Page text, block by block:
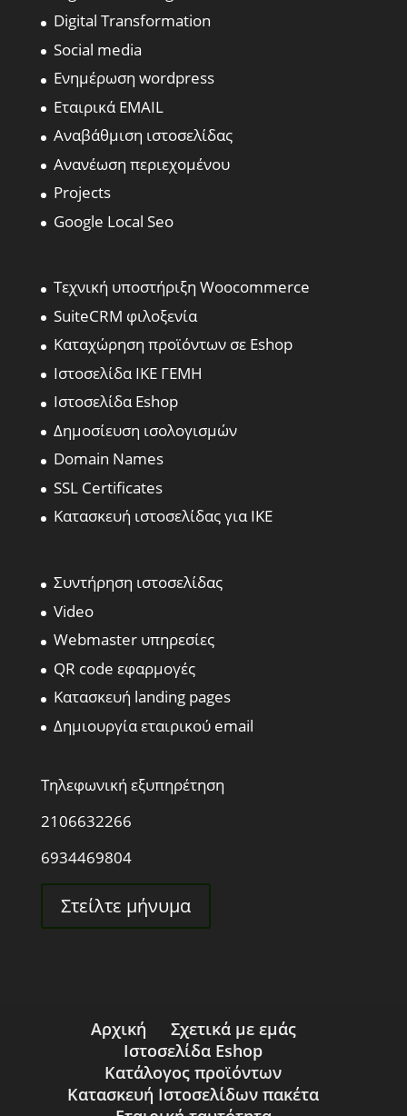
Digital Transformation
Social media
Ενημέρωση wordpress
Εταιρικά EMAIL
Αναβάθμιση ιστοσελίδας
Ανανέωση περιεχομένου
Projects
Google Local Seo
Τεχνική υποστήριξη Woocommerce
SuiteCRM φιλοξενία
Καταχώρηση προϊόντων σε Eshop
Ιστοσελίδα ΙΚΕ ΓΕΜΗ
Ιστοσελίδα Eshop
Δημοσίευση ισολογισμών
Domain Names
SSL Certificates
Κατασκευή ιστοσελίδας για ΙΚΕ
Συντήρηση ιστοσελίδας
Video
Webmaster υπηρεσίες
QR code εφαρμογές
Κατασκευή landing pages
Δημιουργία εταιρικού email
Τηλεφωνική εξυπηρέτηση
2106632266
6934469804
Στείλτε μήνυμα
Αρχική
Σχετικά με εμάς
Ιστοσελίδα Eshop
Κατάλογος προϊόντων
Κατασκευή Ιστοσελίδων πακέτα